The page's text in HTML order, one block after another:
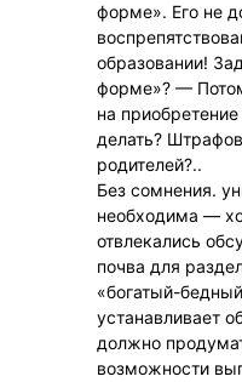
форме». Его не
образовании!
форме»? —
на
делать?
родителей?..
Без сомнения.
необходима —
отвлекались
почва для
«богатый-
устанавливает
должно
возможности